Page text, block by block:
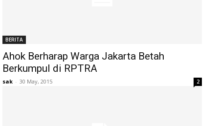
BERITA
Ahok Berharap Warga Jakarta Betah
Berkumpul di RPTRA
sak - 30 May, 2015 2